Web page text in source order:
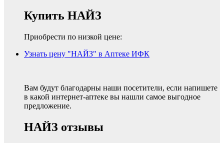
Купить НАЙЗ
Приобрести по низкой цене:
Узнать цену "НАЙЗ" в Аптеке ИФК
Вам будут благодарны наши посетители, если напишете
в какой интернет-аптеке вы нашли самое выгодное
предложение.
НАЙЗ отзывы